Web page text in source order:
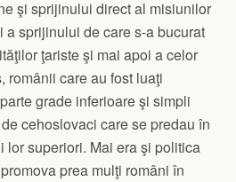
şi sprijinului direct al misiunilor
sprijinului de care s-a bucurat
ţariste şi mai apoi a celor
românii care au fost luaţi
grade inferioare şi simpli
cehoslovaci care se predau în
lor superiori. Mai era şi politica
prea mulţi români în